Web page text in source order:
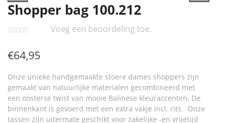
Shopper bag 100.212
Voeg een beoordeling toe.
€64,95
Onze unieke handgemaakte stoere dames shoppers zijn
gemaakt van natuurlijke materialen gecombineerd met
een oosterse twist van mooie Balinese kleuraccenten. De
binnenkant is gevoerd met een extra vakje incl. rits. Onze
tassen zijn uitermate geschikt voor zakelijke -en vrijetijd